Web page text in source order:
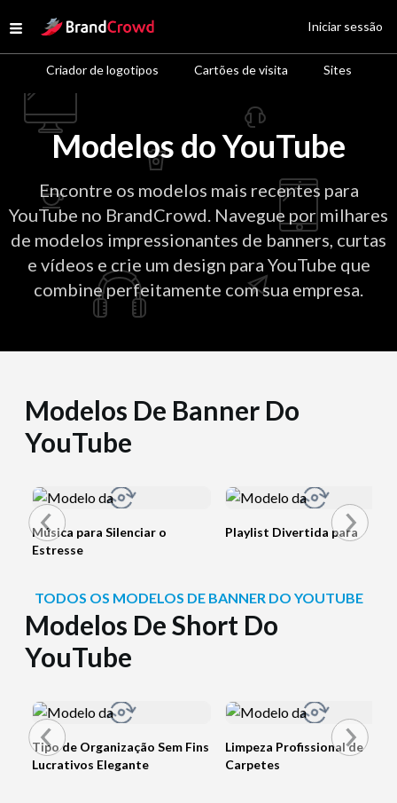
Open menu
Site Logo
Criador de logotipos Cartões de visita Sites
Iniciar sessão
Modelos do YouTube
Encontre os modelos mais recentes para
YouTube no BrandCrowd. Navegue por milhares
de modelos impressionantes de banners, curtas
e vídeos e crie um design para YouTube que
combine perfeitamente com sua empresa.
Modelos De Banner Do
YouTube
Música para Silenciar o
Estresse
Playlist Divertida para
TODOS OS MODELOS DE BANNER DO YOUTUBE
Modelos De Short Do
YouTube
Tipo de Organização Sem Fins
Lucrativos Elegante
Limpeza Profissional de
Carpetes